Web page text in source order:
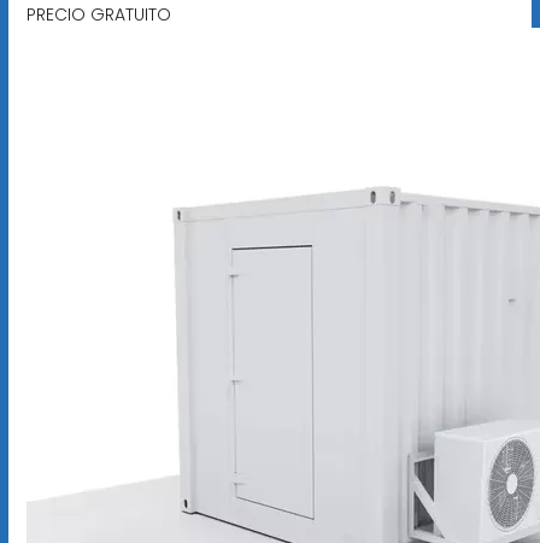
PRECIO GRATUITO